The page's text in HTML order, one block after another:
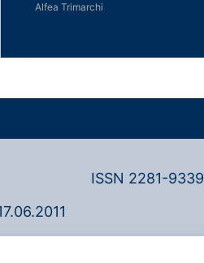
Alfea Trimarchi
ISSN 2281-9339